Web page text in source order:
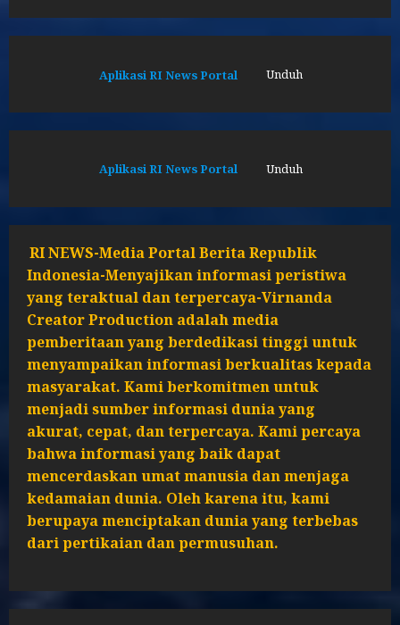
Aplikasi RI News Portal Unduh
Aplikasi RI News Portal Unduh
RI NEWS-Media Portal Berita Republik
Indonesia-Menyajikan informasi peristiwa
yang teraktual dan terpercaya-Virnanda
Creator Production adalah media
pemberitaan yang berdedikasi tinggi untuk
menyampaikan informasi berkualitas kepada
masyarakat. Kami berkomitmen untuk
menjadi sumber informasi dunia yang
akurat, cepat, dan terpercaya. Kami percaya
bahwa informasi yang baik dapat
mencerdaskan umat manusia dan menjaga
kedamaian dunia. Oleh karena itu, kami
berupaya menciptakan dunia yang terbebas
dari pertikaian dan permusuhan.